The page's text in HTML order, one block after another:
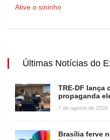
Ative o sininho
Últimas Notícias do
TRE-DF lança
propaganda
7 de agosto de 2026
Brasília ferve